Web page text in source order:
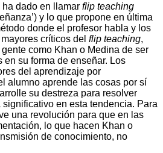
dado en llamar flip teaching
y lo que propone en última
donde el profesor habla y los
críticos del flip teaching,
como Khan o Medina de ser
su forma de enseñar. Los
del aprendizaje por
alumno aprende las cosas por sí
su destreza para resolver
en esta tendencia. Para
una revolución para que en las
lo que hacen Khan o
de conocimiento, no